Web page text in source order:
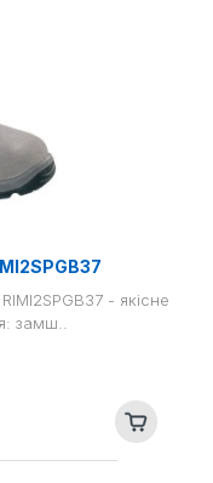
- якісне
замш..